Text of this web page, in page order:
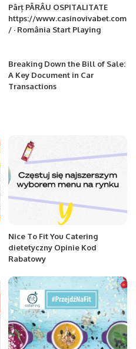
Pârț PÂRÂU OSPITALITATE
https://www.casinovivabet.com
/ · România Start Playing
Breaking Down the Bill of Sale:
A Key Document in Car
Transactions
Nice To Fit You Catering
dietetyczny Opinie Kod
Rabatowy